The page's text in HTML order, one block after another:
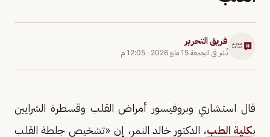
فريق التحرير
نُشر في الجمعة 15 مايو 2026 · 12:05 م
قال استشاري وبروفيسور أمراض القلب وقسطرة الشرايين
بكلية الطب، الدكتور خالد النمر، إن «تشخيص جلطة القلب